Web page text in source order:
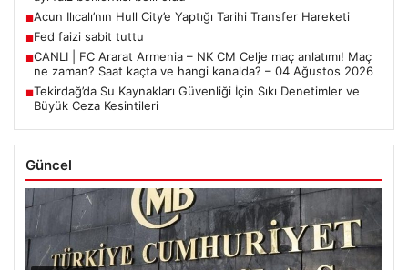
Son Eklenen Haberler
Merkez Bankası faiz kararı ne zaman? Ekonomistlerin nisan
ayı faiz beklentisi belli oldu
Acun Ilıcalı’nın Hull City’e Yaptığı Tarihi Transfer Hareketi
Tekirdağ’da Su Kaynakları Güvenliği İçin Sıkı Denetimler ve
Büyük Ceza Kesintileri
Güncel